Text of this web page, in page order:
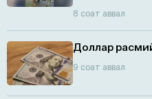
8 соат аввал
Доллар
9 соат аввал